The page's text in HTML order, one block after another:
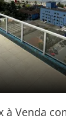
à Venda